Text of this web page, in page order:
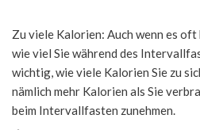
Zu viele Kalorien: Auch wenn es oft
wie viel Sie während des
wichtig, wie viele Kalorien Sie zu
nämlich mehr Kalorien als Sie
beim Intervallfasten zunehmen.